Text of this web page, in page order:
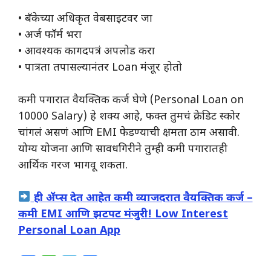
• बँकेच्या अधिकृत वेबसाइटवर जा
• अर्ज फॉर्म भरा
• आवश्यक कागदपत्रं अपलोड करा
• पात्रता तपासल्यानंतर Loan मंजूर होतो
कमी पगारात वैयक्तिक कर्ज घेणे (Personal Loan on
10000 Salary) हे शक्य आहे, फक्त तुमचं क्रेडिट स्कोर
चांगलं असणं आणि EMI फेडण्याची क्षमता ठाम असावी.
योग्य योजना आणि सावधगिरीने तुम्ही कमी पगारातही
आर्थिक गरज भागवू शकता.
ही ॲप्स देत आहेत कमी व्याजदरात वैयक्तिक कर्ज –
कमी EMI आणि झटपट मंजुरी! Low Interest
Personal Loan App